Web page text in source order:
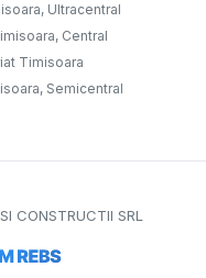
Ultracentral
Central
Timisoara
Semicentral
CONSTRUCTII SRL